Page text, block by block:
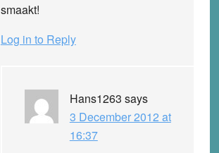
smaakt!
Log in to Reply
Hans1263 says
3 December 2012 at
16:37